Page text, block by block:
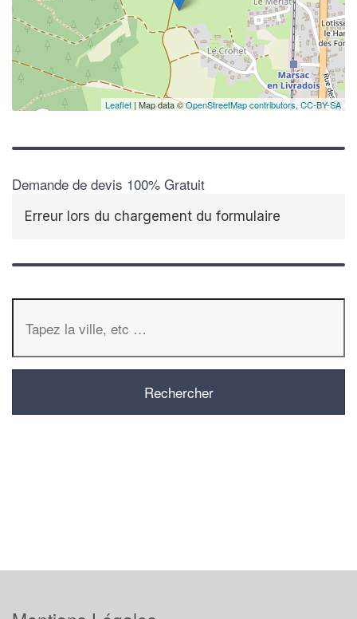
Leaflet | Map data ©OpenStreetMap contributors, CC-BY-SA
Demande de devis 100% Gratuit
Erreur lors du chargement du formulaire